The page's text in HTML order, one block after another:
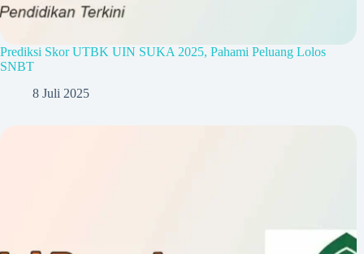
Prediksi Skor UTBK UIN SUKA 2025, Pahami Peluang Lolos
SNBT
8 Juli 2025